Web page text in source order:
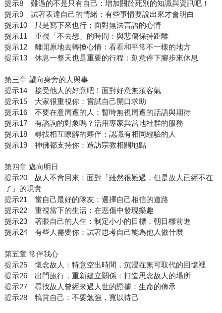
提示8 難過的不是只有自己：增加關於死別的知識與資訊吧！
提示9 試著表達自己的情緒：有些事情要說出來才會明白
提示10 只是寫下來也行：面對無法言語的心情
提示11 重視「不去想」的時間：與悲傷保持距離
提示12 離開原地去轉換心情：看看和平常不一樣的地方
提示13 休息一整天也是重要的行程：刻意停下腳步來休息
第三章 望向身旁的人與事
提示14 接受他人的好意吧！面對好意無須客氣
提示15 大家很重視你：嘗試自己開口求助
提示16 不要在意周遭的人：暫時無視周遭的話語與期待
提示17 有諮詢的對象嗎？活用專家與當地社群的服務
提示18 尋找相互瞭解的夥伴：認識有相同經驗的人
提示19 神佛都支持你：造訪宗教相關地點
第四章 邁向明日
提示20 故人不會回來：面對「雖然很難過，但是故人已經不在
了」的現實
提示21 當自己最好的隊友：選擇自己相信的道路
提示22 重視當下的生活：在悲傷中發現樂趣
提示23 著眼自己的人生：制定小小的目標，朝目標前進
提示24 有些人需要你：試著思考自己能為他人做什麼
第五章 常伴我心
提示25 懷念故人：特意空出時間，沉浸在無可取代的回憶裡
提示26 出門旅行，重新建立關係：打造思念故人的場所
提示27 尋找故人曾經來過人世的證據：生命的傳承
提示28 犒賞自己：不要勉強，寬以待己